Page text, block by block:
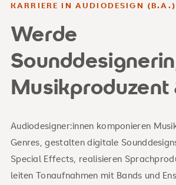
KARRIERE IN AUDIODESIGN (B.A.)
Werde
Musikproduzent
Audiodesigner:innen komponieren
Genres, gestalten digitale
Special Effects, realisieren
leiten Tonaufnahmen mit Bands und